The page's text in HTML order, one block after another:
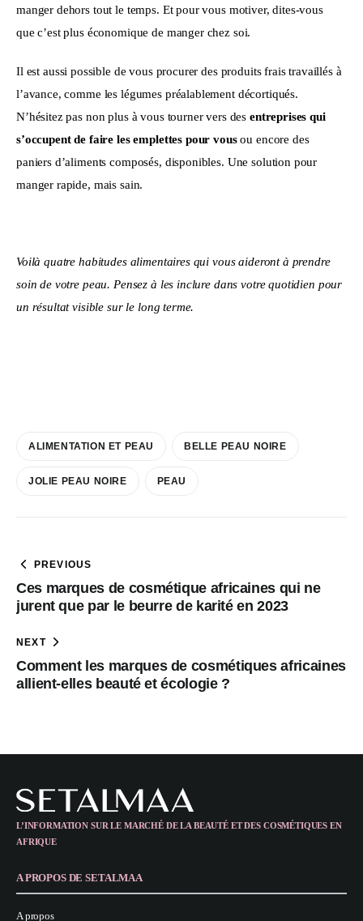
manger dehors tout le temps. Et pour vous motiver, dites-vous
que c’est plus économique de manger chez soi.
Il est aussi possible de vous procurer des produits frais travaillés à
l’avance, comme les légumes préalablement décortiqués.
N’hésitez pas non plus à vous tourner vers des entreprises qui
s’occupent de faire les emplettes pour vous ou encore des
paniers d’aliments composés, disponibles. Une solution pour
manger rapide, mais sain.
Voilà quatre habitudes alimentaires qui vous aideront à prendre
soin de votre peau. Pensez à les inclure dans votre quotidien pour
un résultat visible sur le long terme.
ALIMENTATION ET PEAU BELLE PEAU NOIRE
JOLIE PEAU NOIRE PEAU
PREVIOUS
Ces marques de cosmétique africaines qui ne
jurent que par le beurre de karité en 2023
NEXT
Comment les marques de cosmétiques africaines
allient-elles beauté et écologie ?
L’INFORMATION SUR LE MARCHÉ DE LA BEAUTÉ ET DES COSMÉTIQUES EN
AFRIQUE
A PROPOS DE SETALMAA
A propos